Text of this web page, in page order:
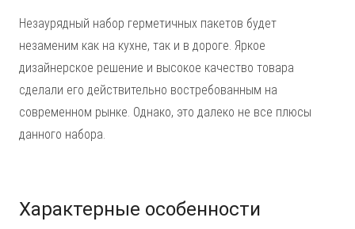
Незаурядный набор герметичных пакетов будет
незаменим как на кухне, так и в дороге. Яркое
дизайнерское решение и высокое качество товара
сделали его действительно востребованным на
современном рынке. Однако, это далеко не все плюсы
данного набора.
Характерные особенности